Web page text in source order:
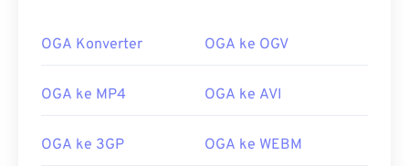
OGA Konverter OGA ke OGV
OGA ke MP4 OGA ke AVI
OGA ke 3GP OGA ke WEBM